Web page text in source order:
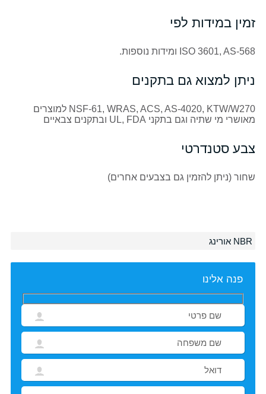
זמין במידות לפי
ISO 3601, AS-568 ומידות נוספות.
ניתן למצוא גם בתקנים
NSF-61, WRAS, ACS, AS-4020, KTW/W270 למוצרים
מאושרי מי שתיה וגם בתקני UL, FDA ובתקנים צבאיים
צבע סטנדרטי
שחור (ניתן להזמין גם בצבעים אחרים)
NBR אורינג
פנה אלינו